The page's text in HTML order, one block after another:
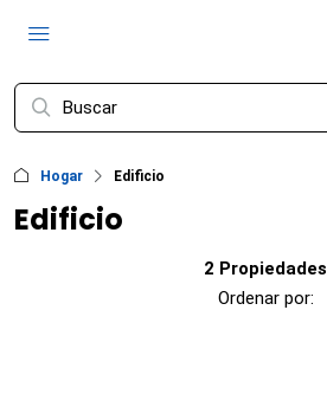
Hogar Edificio
Edificio
2 Propiedades
Ordenar por: